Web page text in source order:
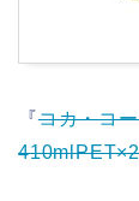
『コカ・コ